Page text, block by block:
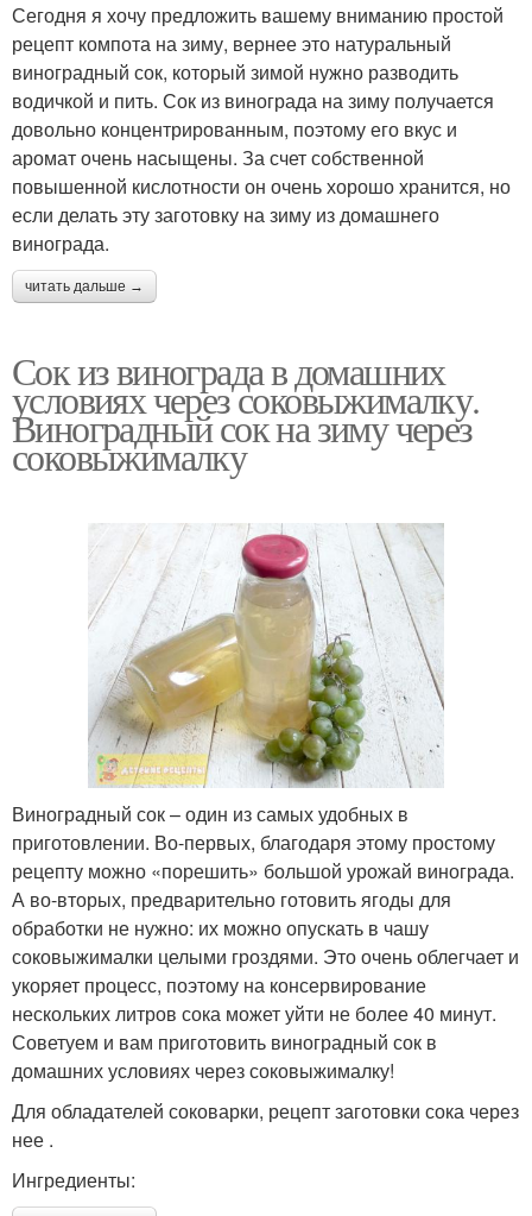
Сегодня я хочу предложить вашему вниманию простой
рецепт компота на зиму, вернее это натуральный
виноградный сок, который зимой нужно разводить
водичкой и пить. Сок из винограда на зиму получается
довольно концентрированным, поэтому его вкус и
аромат очень насыщены. За счет собственной
повышенной кислотности он очень хорошо хранится, но
если делать эту заготовку на зиму из домашнего
винограда.
читать дальше →
Сок из винограда в домашних
условиях через соковыжималку.
Виноградный сок на зиму через
соковыжималку
Виноградный сок – один из самых удобных в
приготовлении. Во-первых, благодаря этому простому
рецепту можно «порешить» большой урожай винограда.
А во-вторых, предварительно готовить ягоды для
обработки не нужно: их можно опускать в чашу
соковыжималки целыми гроздями. Это очень облегчает и
укоряет процесс, поэтому на консервирование
нескольких литров сока может уйти не более 40 минут.
Советуем и вам приготовить виноградный сок в
домашних условиях через соковыжималку!
Для обладателей соковарки, рецепт заготовки сока через
нее .
Ингредиенты: